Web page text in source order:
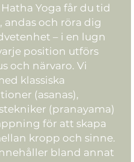
Yoga får du tid
andas och röra dig
– i en lugn
position utförs
och närvaro. Vi
klassiska
(asanas),
(pranayama)
för att skapa
kropp och sinne.
bland annat